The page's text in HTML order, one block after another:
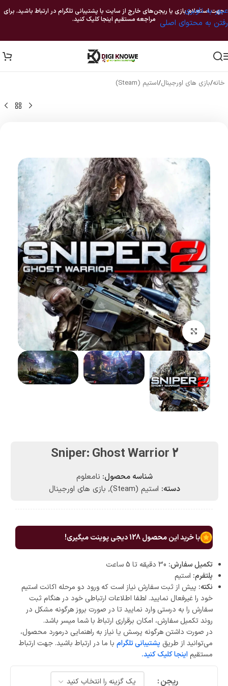
عبور به ناوبری
رفتن به محتوای اصلی
جهت استعلام بازی یا ریجن‌های خارج از سایت با پشتیبانی تلگرام در ارتباط باشید. برای
مراجعه مستقیم اینجا کلیک کنید.
خانه/بازی های اورجینال/استیم (Steam)
بزرگنمایی تصویر
Sniper: Ghost Warrior 2
شناسه محصول: نامعلوم
دسته: استیم (Steam) , بازی های اورجینال
با خرید این محصول128دیجی پوینت میگیری!
تکمیل سفارش:
پلتفرم: استیم
نکته: پیش از ثبت سفارش نیاز است که ورود دو مرحله اکانت استیم
خود را غیرفعال نمایید. لطفا اطلاعات ارتباطی خود در هنگام ثبت
سفارش را به درستی وارد نمایید تا در صورت بروز هرگونه مشکل در
روند تکمیل سفارش، امکان برقراری ارتباط با شما میسر باشد.
در صورت داشتن هرگونه پرسش یا نیاز به راهنمایی درمورد محصول،
می‌توانید از طریق پشتیبانی تلگرام با ما در ارتباط باشید. جهت ارتباط
مستقیم اینجا کلیک کنید.
ریجن